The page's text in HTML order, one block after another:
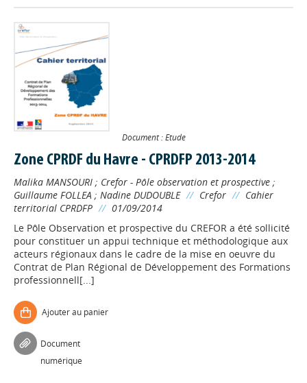
Document : Etude
Zone CPRDF du Havre - CPRDFP 2013-2014
Malika MANSOURI ; Crefor - Pôle observation et prospective ;
Guillaume FOLLEA ; Nadine DUDOUBLE // Crefor // Cahier
territorial CPRDFP // 01/09/2014
Le Pôle Observation et prospective du CREFOR a été sollicité
pour constituer un appui technique et méthodologique aux
acteurs régionaux dans le cadre de la mise en oeuvre du
Contrat de Plan Régional de Développement des Formations
professionnell[...]
Ajouter au panier
Document
numérique